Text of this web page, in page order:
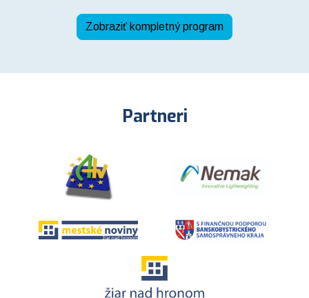
Zobraziť kompletný program
Partneri